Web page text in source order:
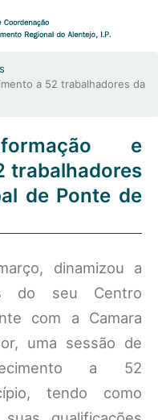
a 52 trabalhadores da
e
trabalhadores
de Ponte de
dinamizou a
do seu Centro
com a Camara
uma sessão de
a 52
tendo como